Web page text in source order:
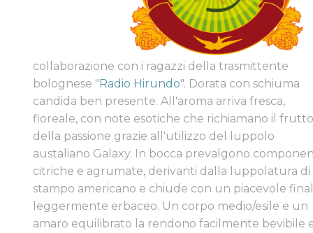
collaborazione con i ragazzi della trasmittente
bolognese " Radio Hirundo". Dorata con schiuma
candida ben presente. All'aroma arriva fresca,
floreale, con note esotiche che richiamano il
della passione grazie all'utilizzo del luppolo
austaliano Galaxy. In bocca prevalgono
citriche e agrumate, derivanti dalla luppolatura di
stampo americano e chiude con un piacevole
leggermente erbaceo. Un corpo medio/esile e un
amaro equilibrato la rendono facilmente bevibile